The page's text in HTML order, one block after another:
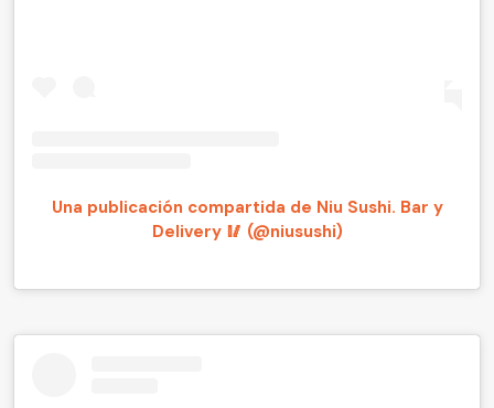
Una publicación compartida de Niu Sushi. Bar y
Delivery 🥢 (@niusushi)